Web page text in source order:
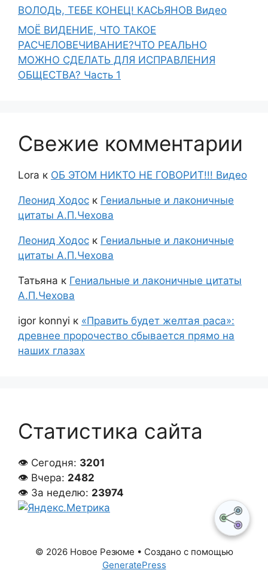
ВОЛОДЬ, ТЕБЕ КОНЕЦ! КАСЬЯНОВ Видео
МОЁ ВИДЕНИЕ, ЧТО ТАКОЕ
РАСЧЕЛОВЕЧИВАНИЕ?ЧТО РЕАЛЬНО
МОЖНО СДЕЛАТЬ ДЛЯ ИСПРАВЛЕНИЯ
ОБЩЕСТВА? Часть 1
Свежие комментарии
Lora к ОБ ЭТОМ НИКТО НЕ ГОВОРИТ!!! Видео
Леонид Ходос к Гениальные и лаконичные
цитаты А.П.Чехова
Леонид Ходос к Гениальные и лаконичные
цитаты А.П.Чехова
Татьяна к Гениальные и лаконичные цитаты
А.П.Чехова
igor konnyi к «Править будет желтая раса»:
древнее пророчество сбывается прямо на
наших глазах
Статистика сайта
👁 Сегодня: 3201
👁 Вчера: 2482
👁 За неделю: 23974
© 2026 Новое Резюме • Создано с помощью
GeneratePress